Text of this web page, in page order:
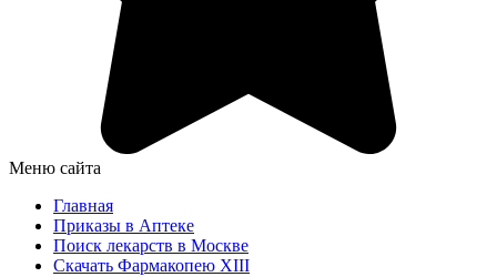
Меню сайта
Главная
Приказы в Аптеке
Поиск лекарств в Москве
Скачать Фармакопею XIII